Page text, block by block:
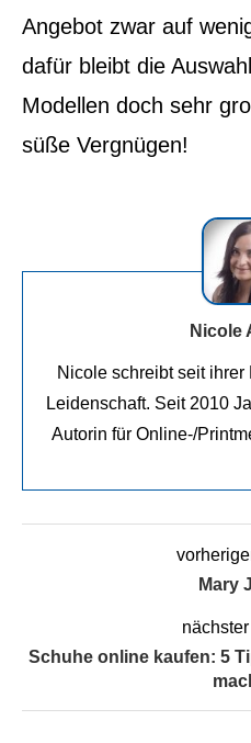
Angebot zwar auf
dafür bleibt die
Modellen doch sehr
süße Vergnügen!
Nicole
Nicole schreibt seit
Leidenschaft. Seit 2010
Autorin für Online-/
Mary
Schuhe online kaufen: 5